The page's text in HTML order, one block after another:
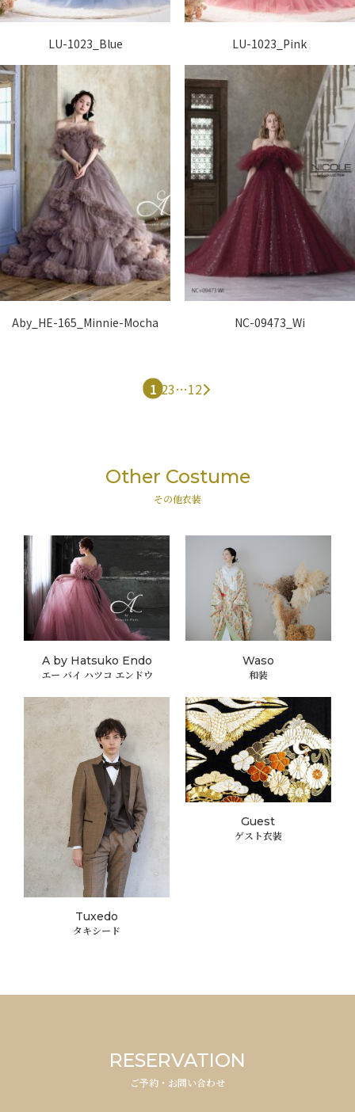
LU-1023_Blue LU-1023_Pink
Aby_HE-165_Minnie-Mocha NC-09473_Wi
1 23…12
Other Costume
その他衣装
A by Hatsuko Endo
エー バイ ハツコ エンドウ
Waso
和装
Tuxedo
タキシード
Guest
ゲスト衣装
RESERVATION
ご予約・お問い合わせ